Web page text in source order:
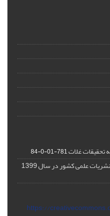
تحقیقات غلات781-01-0-84
https://